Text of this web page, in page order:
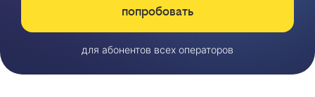
попробовать
для абонентов всех операторов